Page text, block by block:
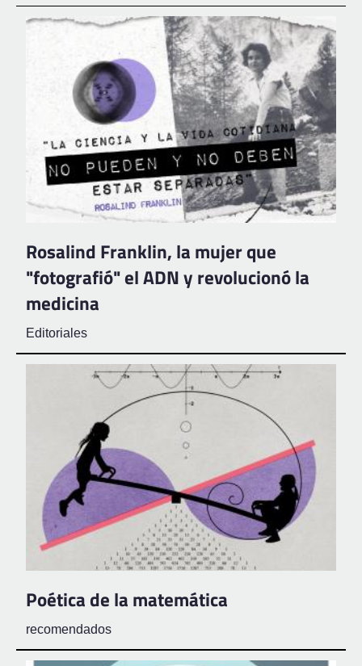
Rosalind Franklin, la mujer que
"fotografió" el ADN y revolucionó la
medicina
Editoriales
Poética de la matemática
recomendados